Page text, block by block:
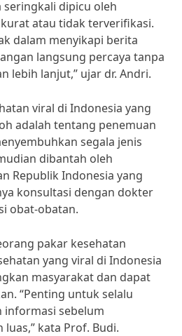
dipicu oleh
atau tidak terverifikasi.
dalam menyikapi berita
langsung percaya tanpa
lebih lanjut,” ujar dr. Andri.
viral di Indonesia yang
adalah tentang penemuan
segala jenis
dibantah oleh
Republik Indonesia yang
konsultasi dengan dokter
obat-obatan.
pakar kesehatan
yang viral di Indonesia
masyarakat dan dapat
“Penting untuk selalu
informasi sebelum
kata Prof. Budi.